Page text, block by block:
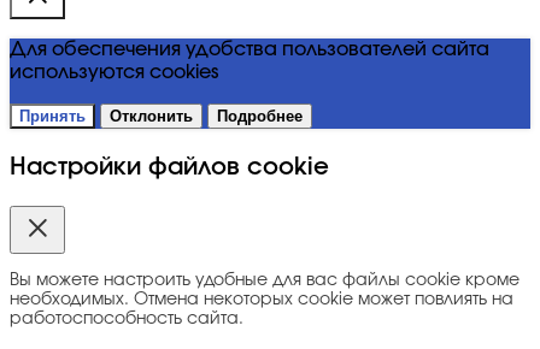
Для обеспечения удобства пользователей сайта
используются cookies
Принять Отклонить Подробнее
Настройки файлов cookie
Вы можете настроить удобные для вас файлы cookie кроме
необходимых. Отмена некоторых cookie может повлиять на
работоспособность сайта.